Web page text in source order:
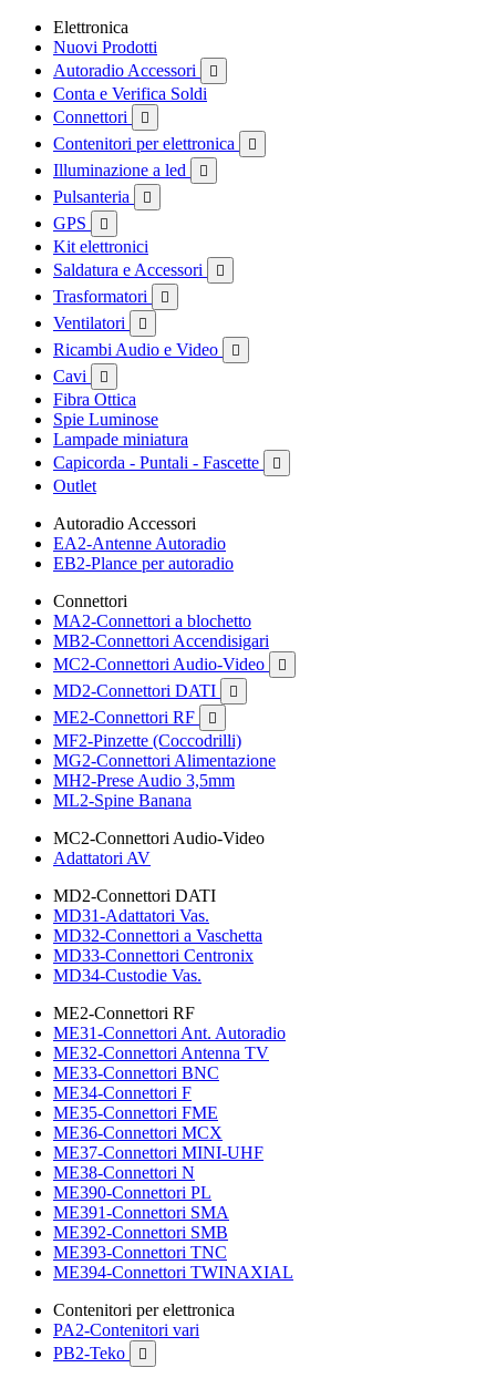
Elettronica
Nuovi Prodotti
Autoradio Accessori

Conta e Verifica Soldi
Connettori

Contenitori per elettronica 
Illuminazione a led 
Pulsanteria 
GPS 
Kit elettronici
Saldatura e Accessori

Trasformatori 
Ventilatori 
Ricambi Audio e Video 
Cavi 
Fibra Ottica
Spie Luminose
Lampade miniatura
Capicorda - Puntali - Fascette

Outlet
Autoradio Accessori
EA2-Antenne Autoradio
EB2-Plance per autoradio
Connettori
MA2-Connettori a blochetto
MB2-Connettori Accendisigari
MC2-Connettori Audio-Video

MD2-Connettori DATI 
ME2-Connettori RF 
MF2-Pinzette (Coccodrilli)
MG2-Connettori Alimentazione
MH2-Prese Audio 3,5mm
ML2-Spine Banana
MC2-Connettori Audio-Video
Adattatori AV
MD2-Connettori DATI
MD31-Adattatori Vas.
MD32-Connettori a Vaschetta
MD33-Connettori Centronix
MD34-Custodie Vas.
ME2-Connettori RF
ME31-Connettori Ant. Autoradio
ME32-Connettori Antenna TV
ME33-Connettori BNC
ME34-Connettori F
ME35-Connettori FME
ME36-Connettori MCX
ME37-Connettori MINI-UHF
ME38-Connettori N
ME390-Connettori PL
ME391-Connettori SMA
ME392-Connettori SMB
ME393-Connettori TNC
ME394-Connettori TWINAXIAL
Contenitori per elettronica
PA2-Contenitori vari
PB2-Teko
